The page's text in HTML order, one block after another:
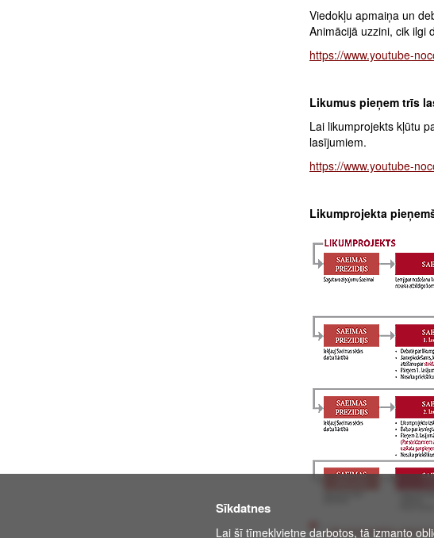
Sīkdatnes
Lai šī tīmekļvietne darbotos, tā izmanto
Viedokļu apmaiņa un
Animācijā uzzini, cik ilgi
https://www.youtube-
Likumus pieņem trīs
Lai likumprojekts kļūtu
lasījumiem.
https://www.youtube-
Likumprojekta
Likumprojekta